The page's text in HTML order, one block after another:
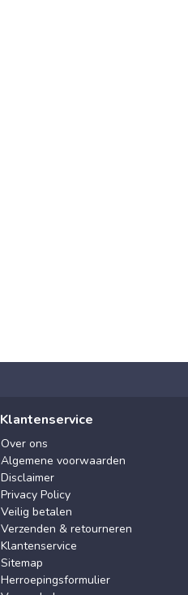
Klantenservice
Over ons
Algemene voorwaarden
Disclaimer
Privacy Policy
Veilig betalen
Verzenden & retourneren
Klantenservice
Sitemap
Herroepingsformulier